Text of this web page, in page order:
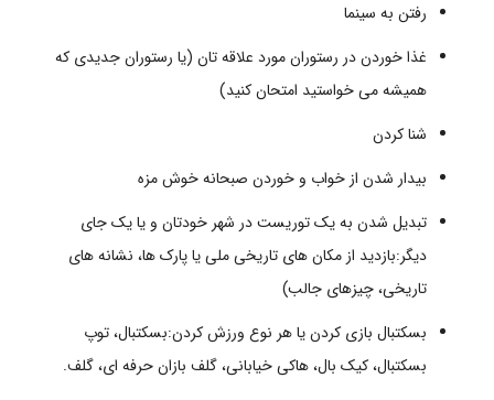
رفتن به سینما
غذا خوردن در رستوران مورد علاقه تان (یا رستوران جدیدی که
همیشه می خواستید امتحان کنید)
شنا کردن
بیدار شدن از خواب و خوردن صبحانه خوش مزه
تبدیل شدن به یک توریست در شهر خودتان و یا یک جای
دیگر:بازدید از مکان های تاریخی ملی یا پارک ها، نشانه های
تاریخی، چیزهای جالب)
بسکتبال بازی کردن یا هر نوع ورزش کردن:بسکتبال، توپ
بسکتبال، کیک بال، هاکی خیابانی، گلف بازان حرفه ای، گلف.